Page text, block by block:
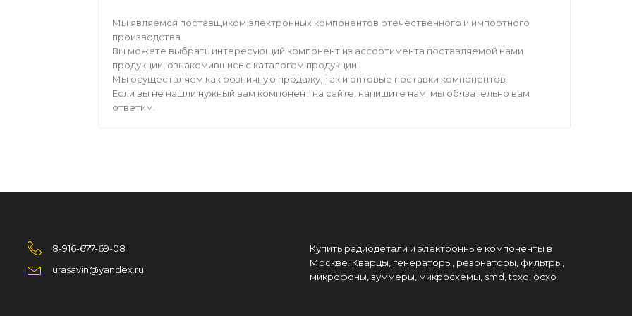
Мы являемся поставщиком электронных компонентов отечественного и импортного
производства.
Вы можете выбрать интересующий компонент из ассортимента поставляемой нами
продукции, ознакомившись с каталогом продукции.
Мы осуществляем как розничную продажу, так и оптовые поставки компонентов.
Если вы не нашли нужный вам компонент на сайте, напишите нам, мы обязательно вам
ответим.
8-916-677-69-08
urasavin@yandex.ru
Купить радиодетали и электронные компоненты в
Москве. Кварцы, генераторы, резонаторы, фильтры,
микрофоны, зуммеры, микросхемы, smd, tcxo, ocxo